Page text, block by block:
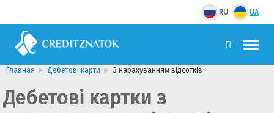
RU UA
Главная Дебетові карти З нарахуванням відсотків
Дебетові картки з